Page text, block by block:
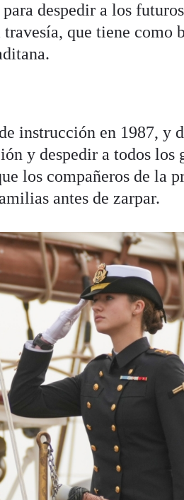
despedir a los
que tiene como
instrucción en 1987, y
y despedir a todos los
los compañeros de la
antes de zarpar.